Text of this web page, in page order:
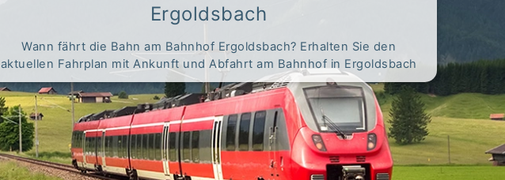
Ergoldsbach
Wann fährt die Bahn am Bahnhof Ergoldsbach? Erhalten Sie den
aktuellen Fahrplan mit Ankunft und Abfahrt am Bahnhof in Ergoldsbach